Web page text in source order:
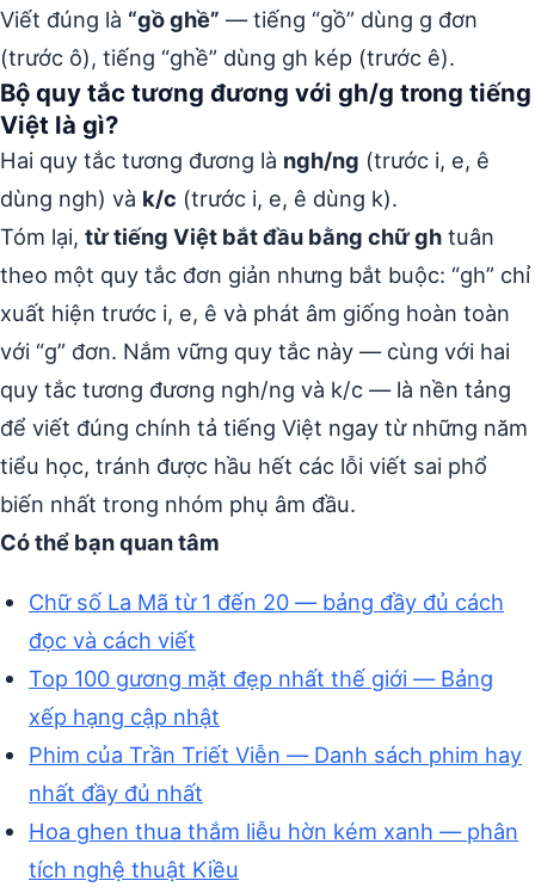
Viết đúng là “gồ ghề” — tiếng “gồ” dùng g đơn
(trước ô), tiếng “ghề” dùng gh kép (trước ê).
Bộ quy tắc tương đương với gh/g trong tiếng
Việt là gì?
Hai quy tắc tương đương là ngh/ng (trước i, e, ê
dùng ngh) và k/c (trước i, e, ê dùng k).
Tóm lại, từ tiếng Việt bắt đầu bằng chữ gh tuân
theo một quy tắc đơn giản nhưng bắt buộc: “gh” chỉ
xuất hiện trước i, e, ê và phát âm giống hoàn toàn
với “g” đơn. Nắm vững quy tắc này — cùng với hai
quy tắc tương đương ngh/ng và k/c — là nền tảng
để viết đúng chính tả tiếng Việt ngay từ những năm
tiểu học, tránh được hầu hết các lỗi viết sai phổ
biến nhất trong nhóm phụ âm đầu.
Có thể bạn quan tâm
Chữ số La Mã từ 1 đến 20 — bảng đầy đủ cách
đọc và cách viết
Top 100 gương mặt đẹp nhất thế giới — Bảng
xếp hạng cập nhật
Phim của Trần Triết Viễn — Danh sách phim hay
nhất đầy đủ nhất
Hoa ghen thua thắm liễu hờn kém xanh — phân
tích nghệ thuật Kiều